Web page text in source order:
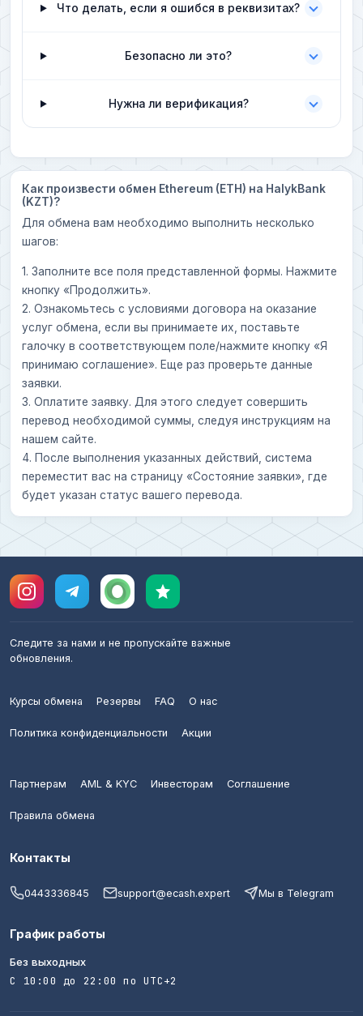
Что делать, если я ошибся в реквизитах?
Безопасно ли это?
Нужна ли верификация?
Как произвести обмен Ethereum (ETH) на HalykBank
(KZT)?
Для обмена вам необходимо выполнить несколько
шагов:
1. Заполните все поля представленной формы. Нажмите
кнопку «Продолжить».
2. Ознакомьтесь с условиями договора на оказание
услуг обмена, если вы принимаете их, поставьте
галочку в соответствующем поле/нажмите кнопку «Я
принимаю соглашение». Еще раз проверьте данные
заявки.
3. Оплатите заявку. Для этого следует совершить
перевод необходимой суммы, следуя инструкциям на
нашем сайте.
4. После выполнения указанных действий, система
переместит вас на страницу «Состояние заявки», где
будет указан статус вашего перевода.
Следите за нами и не пропускайте важные
обновления.
Курсы обмена Резервы FAQ О нас
Политика конфиденциальности Акции
Партнерам AML & KYC Инвесторам Соглашение
Правила обмена
Контакты
0443336845 support@ecash.expert Мы в Telegram
График работы
Без выходных
С 10:00 до 22:00 по UTC+2